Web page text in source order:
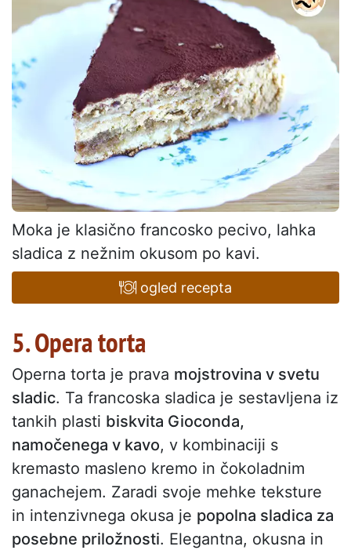
Moka je klasično francosko pecivo, lahka
sladica z nežnim okusom po kavi.
ogled recepta
5. Opera torta
Operna torta je prava mojstrovina v svetu
sladic. Ta francoska sladica je sestavljena iz
tankih plasti biskvita Gioconda,
namočenega v kavo, v kombinaciji s
kremasto masleno kremo in čokoladnim
ganachejem. Zaradi svoje mehke teksture
in intenzivnega okusa je popolna sladica za
posebne priložnosti. Elegantna, okusna in